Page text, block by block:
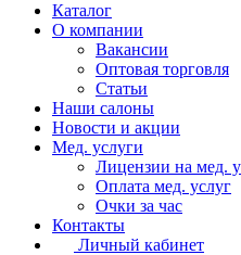
Каталог
О компании
Вакансии
Оптовая торговля
Статьи
Наши салоны
Новости и акции
Мед. услуги
Лицензии на мед.
Оплата мед. услуг
Очки за час
Контакты
Личный кабинет